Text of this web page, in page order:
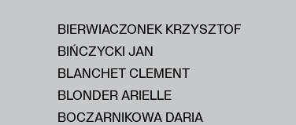
BIERWIACZONEK KRZYSZTOF
BIŃCZYCKI JAN
BLANCHET CLEMENT
BLONDER ARIELLE
BOCZARNIKOWA DARIA